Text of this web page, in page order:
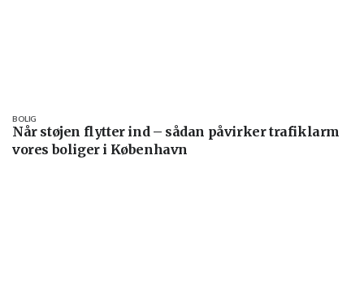
Når støjen flytter ind – sådan påvirker trafiklarm
vores boliger i København
BOLIG